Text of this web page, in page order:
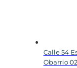
Calle 54
Obarrio